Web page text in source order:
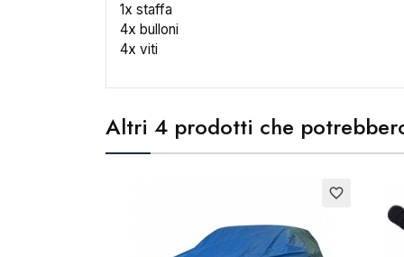
1x staffa
4x bulloni
4x viti
Altri 4 prodotti che
favorite_border